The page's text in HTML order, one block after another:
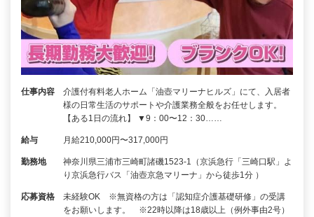
仕事内容
介護付有料老人ホーム「油壺マリーナヒルズ」にて、入居者
様の日常生活のサポートや介護業務全般をお任せします。
【ある1日の流れ】 ▼9：00〜12：30……
給与 月給210,000円〜317,000円
勤務地
神奈川県三浦市三崎町諸磯1523-1（京浜急行「三崎口駅」よ
り京浜急行バス「油壺京急マリーナ」から徒歩1分 ）
応募資格
未経験OK ※無資格の方は「認知症介護基礎研修」の受講
をお願いします。 ※22時以降は18歳以上（例外事由2号）